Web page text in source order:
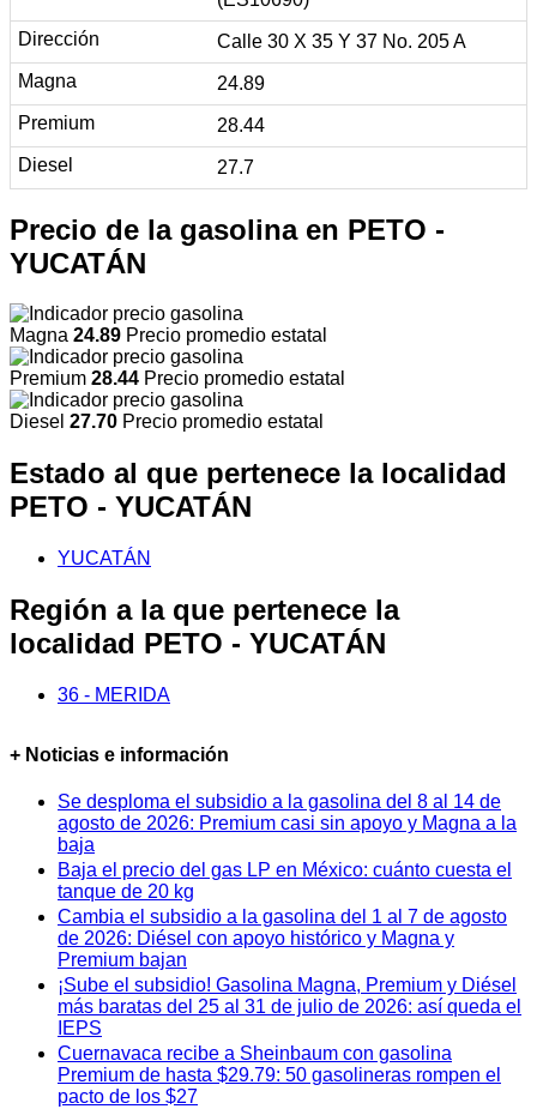
Calle 30 X 35 Y 37 No. 205 A
24.89
28.44
27.7
Precio de la gasolina en PETO -
YUCATÁN
Magna 24.89 Precio promedio estatal
Premium 28.44 Precio promedio estatal
Diesel 27.70 Precio promedio estatal
Estado al que pertenece la localidad
PETO - YUCATÁN
YUCATÁN
Región a la que pertenece la
localidad PETO - YUCATÁN
36 - MERIDA
+ Noticias e información
Se desploma el subsidio a la gasolina del 8 al 14 de
agosto de 2026: Premium casi sin apoyo y Magna a la
baja
Baja el precio del gas LP en México: cuánto cuesta el
tanque de 20 kg
Cambia el subsidio a la gasolina del 1 al 7 de agosto
de 2026: Diésel con apoyo histórico y Magna y
Premium bajan
¡Sube el subsidio! Gasolina Magna, Premium y Diésel
más baratas del 25 al 31 de julio de 2026: así queda el
IEPS
Cuernavaca recibe a Sheinbaum con gasolina
Premium de hasta $29.79: 50 gasolineras rompen el
pacto de los $27